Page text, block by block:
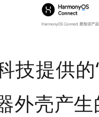
技提供
外壳产